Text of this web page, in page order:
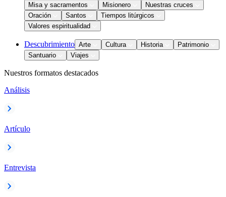
Misa y sacramentos
Misionero
Nuestras cruces
Oración
Santos
Tiempos litúrgicos
Valores espiritualidad
Descubrimiento Arte Cultura Historia
Patrimonio
Santuario
Viajes
Nuestros formatos destacados
Análisis
Artículo
Entrevista